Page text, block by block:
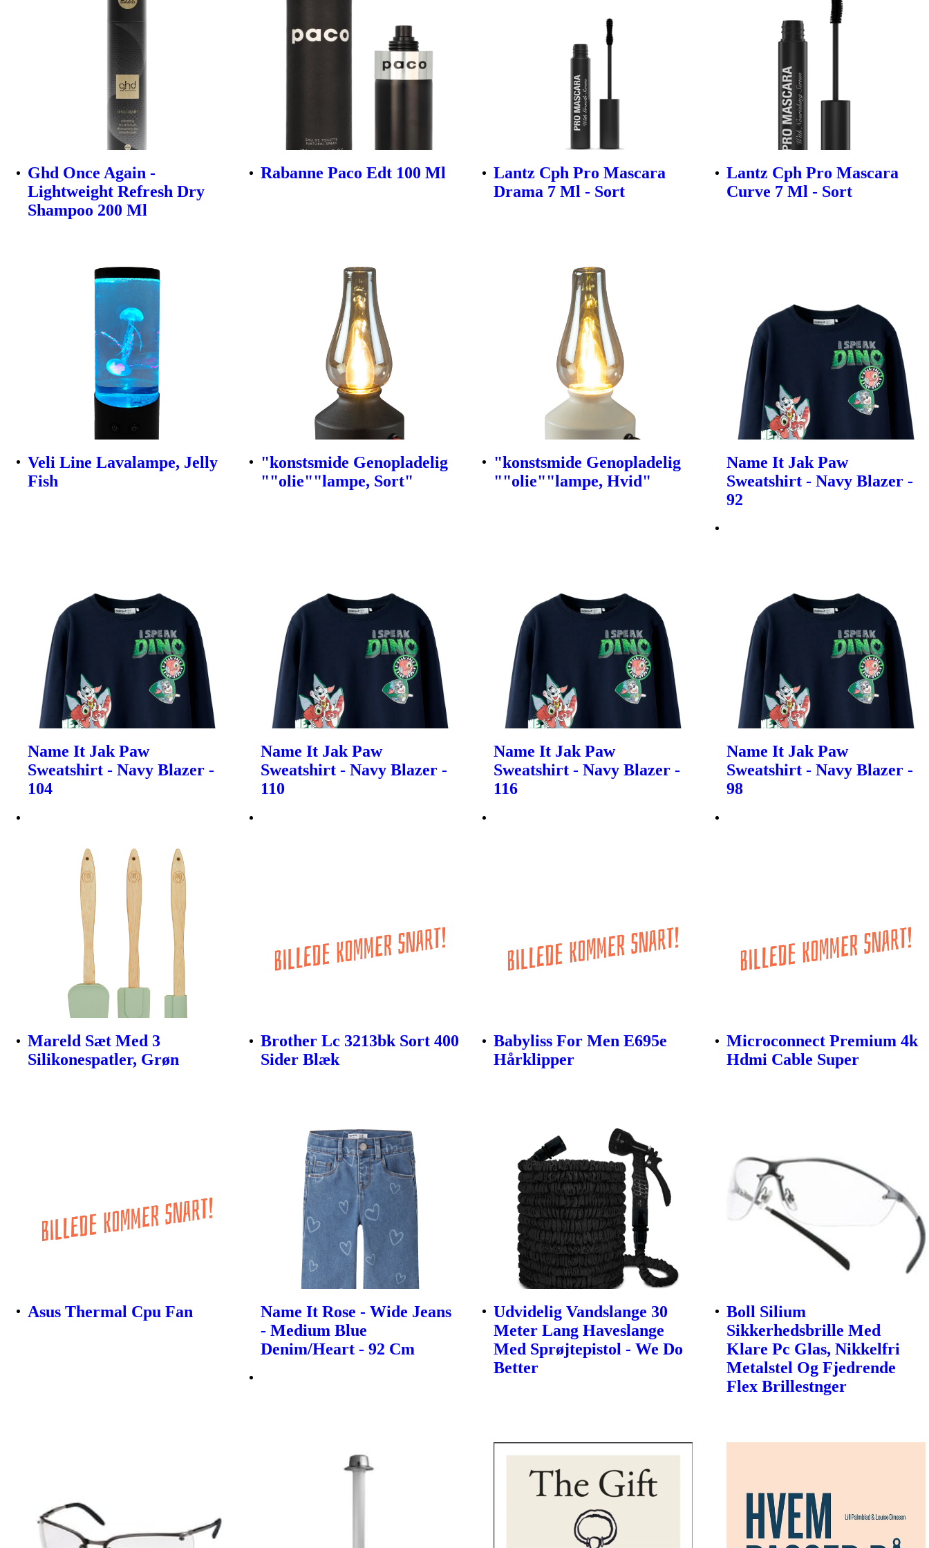
Ghd Once Again -
Lightweight Refresh Dry
Shampoo 200 Ml
Rabanne Paco Edt 100 Ml
Lantz Cph Pro Mascara
Drama 7 Ml - Sort
Lantz Cph Pro Mascara
Curve 7 Ml - Sort
Veli Line Lavalampe, Jelly
Fish
"konstsmide Genopladelig
""olie""lampe, Sort"
"konstsmide Genopladelig
""olie""lampe, Hvid"
Name It Jak Paw
Sweatshirt - Navy Blazer -
92
Name It Jak Paw
Sweatshirt - Navy Blazer -
104
Name It Jak Paw
Sweatshirt - Navy Blazer -
110
Name It Jak Paw
Sweatshirt - Navy Blazer -
116
Name It Jak Paw
Sweatshirt - Navy Blazer -
98
Mareld Sæt Med 3
Silikonespatler, Grøn
Brother Lc 3213bk Sort 400
Sider Blæk
Babyliss For Men E695e
Hårklipper
Microconnect Premium 4k
Hdmi Cable Super
Asus Thermal Cpu Fan
Name It Rose - Wide Jeans
- Medium Blue
Denim/Heart - 92 Cm
Udvidelig Vandslange 30
Meter Lang Haveslange
Med Sprøjtepistol - We Do
Better
Boll Silium
Sikkerhedsbrille Med
Klare Pc Glas, Nikkelfri
Metalstel Og Fjedrende
Flex Brillestnger